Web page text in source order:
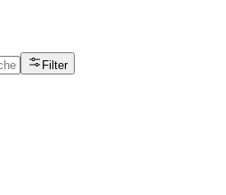
Filter